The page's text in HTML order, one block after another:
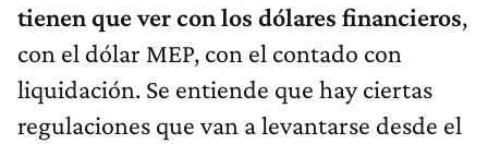
tienen que ver con los dólares financieros,
con el dólar MEP, con el contado con
liquidación. Se entiende que hay ciertas
regulaciones que van a levantarse desde el